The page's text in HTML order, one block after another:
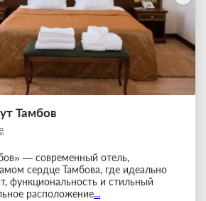
Тамбов
— современный отель,
сердце Тамбова, где идеально
функциональность и стильный
расположение...